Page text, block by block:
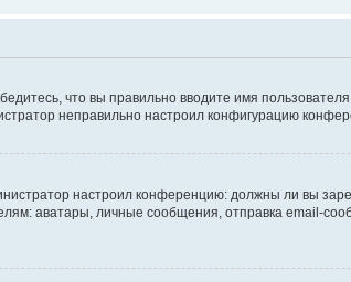
что вы правильно вводите имя
неправильно настроил конфигурацию
настроил конференцию: должны ли вы
аватары, личные сообщения, отправка email-